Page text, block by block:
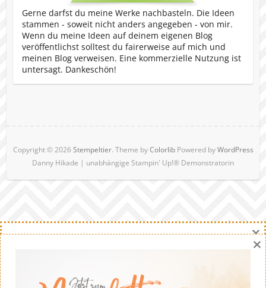
Gerne darfst du meine Werke nachbasteln. Die Ideen
stammen - soweit nicht anders angegeben - von mir.
Wenn du meine Ideen auf deinem eigenen Blog
veröffentlichst solltest du fairerweise auf mich und
meinen Blog verweisen. Eine kommerzielle Nutzung ist
untersagt. Dankeschön!
Copyright © 2026Stempeltier. Theme byColorlibPowered byWordPress
Danny Hikade | unabhängige Stampin' Up!® Demonstratorin
×
×